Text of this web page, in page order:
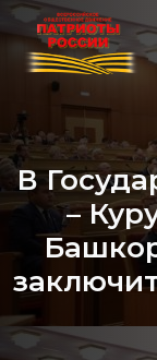
В
–